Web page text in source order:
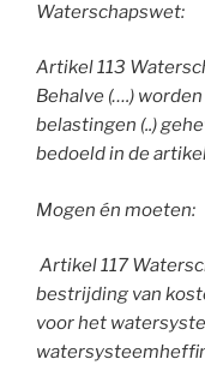
Waterschapswet:
Artikel 113
Behalve (….)
belastingen (..)
bedoeld in de
Mogen én moeten:
Artikel 117
bestrijding van
voor het